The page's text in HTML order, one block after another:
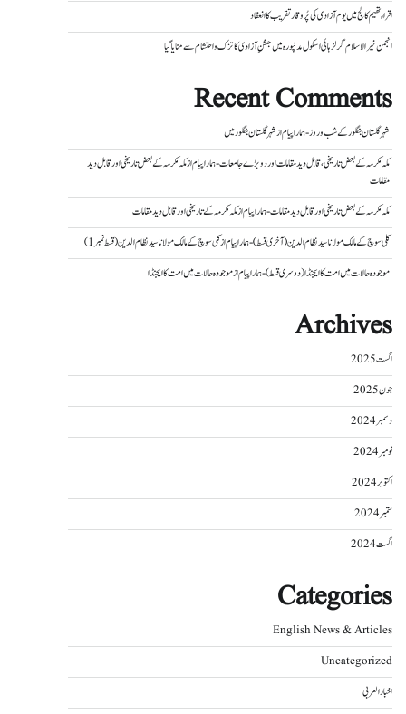
اقراء تھیم کالج میں یوم آزادی کی پُر وقار تقریب کا انعقاد
انجمن خیر الاسلام گرلز ہائی اسکول مدنپورہ میں جشنِ آزادی کا تزک و احتشام سے منایا گیا
Recent Comments
شہر گلستان بنگلور کے شب و روز - ہمارا پیامازشہر گلستان بنگلور میں
مکہ مکرمہ کے بعض تاریخی، قابل دید مقامات اور دو بڑے جامعات - ہمارا پیامازمکہ مکرمہ کے بعض تاریخی اور قابل دید
مقامات
مکہ مکرمہ کے بعض تاریخی اور قابل دید مقامات - ہمارا پیامازمکہ مکرمہ کے تاریخی اور قابل دید مقامات
کلی سوچ کے مالک مولانا سید نظام الدین (آخری قسط) - ہمارا پیامازکلی سوچ کے مالک مولانا سید نظام الدین (قسط نمبر 1)
موجودہ حالات میں امت کا ایجنڈا (دوسری قسط) - ہمارا پیامازموجودہ حالات میں امت کا ایجنڈا
Archives
اگست 2025
جون 2025
دسمبر 2024
نومبر 2024
اکتوبر 2024
ستمبر 2024
اگست 2024
Categories
English News & Articles
Uncategorized
اخبار العربی